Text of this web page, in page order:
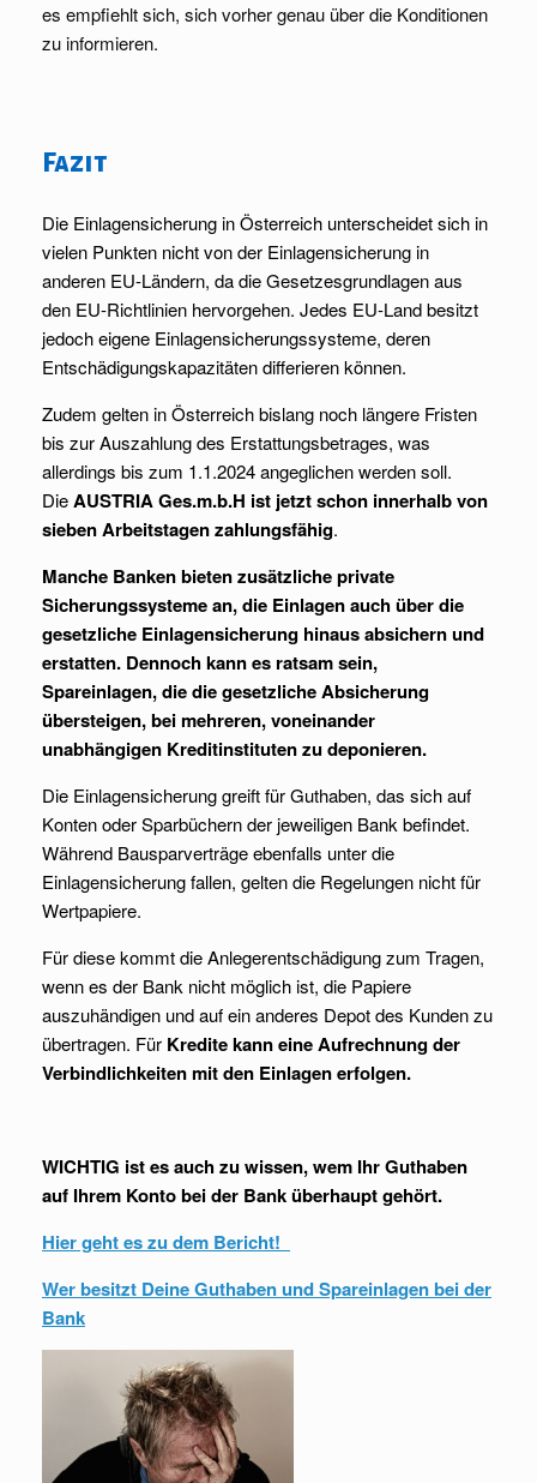
es empfiehlt sich, sich vorher genau über die Konditionen
zu informieren.
Fazit
Die Einlagensicherung in Österreich unterscheidet sich in
vielen Punkten nicht von der Einlagensicherung in
anderen EU-Ländern, da die Gesetzesgrundlagen aus
den EU-Richtlinien hervorgehen. Jedes EU-Land besitzt
jedoch eigene Einlagensicherungssysteme, deren
Entschädigungskapazitäten differieren können.
Zudem gelten in Österreich bislang noch längere Fristen
bis zur Auszahlung des Erstattungsbetrages, was
allerdings bis zum 1.1.2024 angeglichen werden soll.
DieAUSTRIA Ges.m.b.H ist jetzt schon innerhalb von
sieben Arbeitstagen zahlungsfähig.
Manche Banken bieten zusätzliche private
Sicherungssysteme an, die Einlagen auch über die
gesetzliche Einlagensicherung hinaus absichern und
erstatten. Dennoch kann es ratsam sein,
Spareinlagen, die die gesetzliche Absicherung
übersteigen, bei mehreren, voneinander
unabhängigen Kreditinstituten zu deponieren.
Die Einlagensicherung greift für Guthaben, das sich auf
Konten oder Sparbüchern der jeweiligen Bank befindet.
Während Bausparverträge ebenfalls unter die
Einlagensicherung fallen, gelten die Regelungen nicht für
Wertpapiere.
Für diese kommt die Anlegerentschädigung zum Tragen,
wenn es der Bank nicht möglich ist, die Papiere
auszuhändigen und auf ein anderes Depot des Kunden zu
übertragen. Für Kredite kann eine Aufrechnung der
Verbindlichkeiten mit den Einlagen erfolgen.
WICHTIG ist es auch zu wissen, wem Ihr Guthaben
auf Ihrem Konto bei der Bank überhaupt gehört.
Hier geht es zu dem Bericht!
Wer besitzt Deine Guthaben und Spareinlagen bei der
Bank